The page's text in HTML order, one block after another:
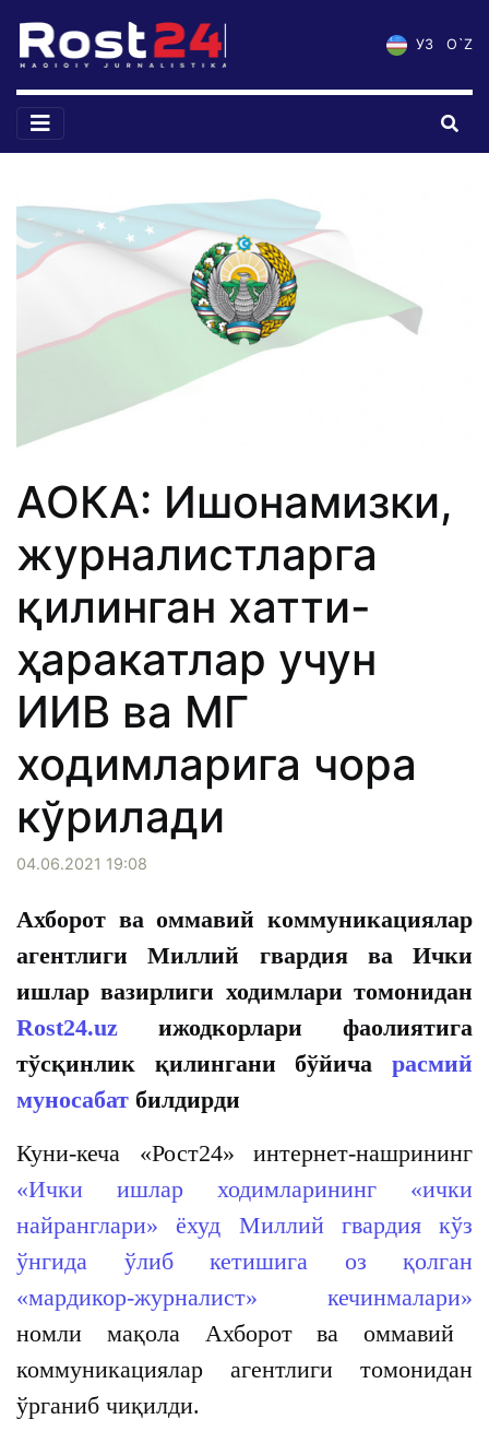
УЗ O`Z
АОКА: Ишонамизки,
журналистларга
қилинган хатти-
ҳаракатлар учун
ИИВ ва МГ
ходимларига чора
кўрилади
04.06.2021 19:08
Ахборот ва оммавий коммуникациялар
агентлиги Миллий гвардия ва Ички
ишлар вазирлиги ходимлари томонидан
Rost24.uz ижодкорлари фаолиятига
тўсқинлик қилингани бўйича расмий
муносабат билдирди
Куни-кеча «Рост24» интернет-нашрининг
«Ички ишлар ходимларининг «ички
найранглари» ёхуд Миллий гвардия кўз
ўнгида ўлиб кетишига оз қолган
«мардикор-журналист» кечинмалари»
номли мақола Ахборот ва оммавий
коммуникациялар агентлиги томонидан
ўрганиб чиқилди.